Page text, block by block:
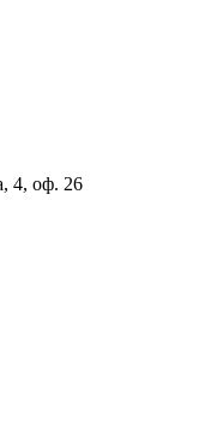
4, оф. 26